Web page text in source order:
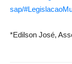
sap/
*Edilson José,